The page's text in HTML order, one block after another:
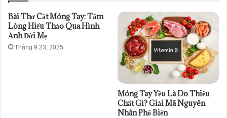
Bài Thơ Cắt Móng Tay: Tấm
Lòng Hiếu Thảo Qua Hình
Ảnh Đời Mẹ
Tháng 9 23, 2025
Móng Tay Yếu Là Do Thiếu
Chất Gì? Giải Mã Nguyên
Nhân Phổ Biến